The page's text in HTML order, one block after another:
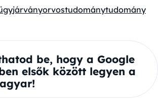
járványorvostudománytudomány
be, hogy a Google
elsők között legyen a